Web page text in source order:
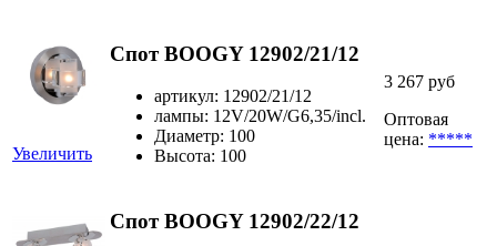
Увеличить
Спот BOOGY 12902/21/12
артикул: 12902/21/12
лампы: 12V/20W/G6,35/incl.
Диаметр: 100
Высота: 100
3 267 руб
Оптовая
цена: *****
Спот BOOGY 12902/22/12